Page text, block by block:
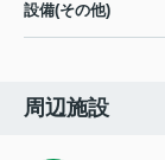
設備(その他)
周辺施設